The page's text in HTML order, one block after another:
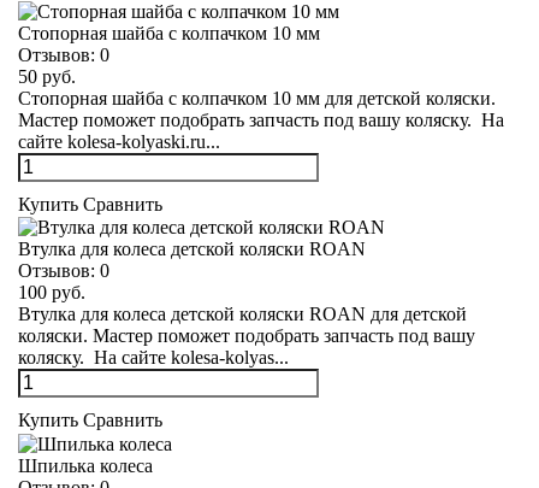
Стопорная шайба с колпачком 10 мм
Отзывов: 0
50 руб.
Стопорная шайба с колпачком 10 мм для детской коляски.
Мастер поможет подобрать запчасть под вашу коляску. На
сайте kolesa-kolyaski.ru...
Купить Сравнить
Втулка для колеса детской коляски ROAN
Отзывов: 0
100 руб.
Втулка для колеса детской коляски ROAN для детской
коляски. Мастер поможет подобрать запчасть под вашу
коляску. На сайте kolesa-kolyas...
Купить Сравнить
Шпилька колеса